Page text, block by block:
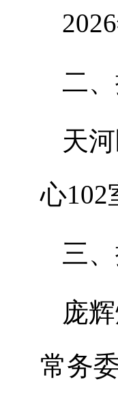
二
天
心102
三
庞
常务